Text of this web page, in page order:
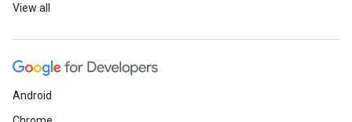
View all
Android